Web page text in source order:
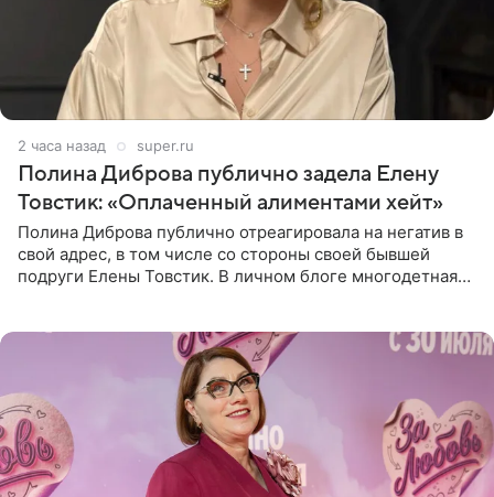
2 часа назад super.ru
Полина Диброва публично задела Елену
Товстик: «Оплаченный алиментами хейт»
Полина Диброва публично отреагировала на негатив в
свой адрес, в том числе со стороны своей бывшей
подруги Елены Товстик. В личном блоге многодетная